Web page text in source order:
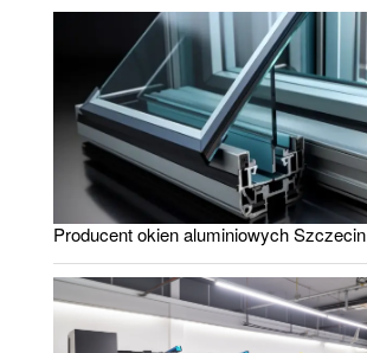
Producent okien aluminiowych Szczecin